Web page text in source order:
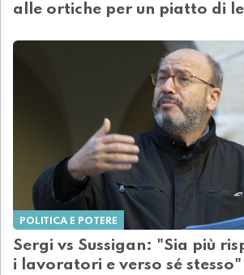
alle ortiche per un piatto di
POLITICA E POTERE
Sergi vs Sussigan: "Sia più
i lavoratori e verso sé stesso"